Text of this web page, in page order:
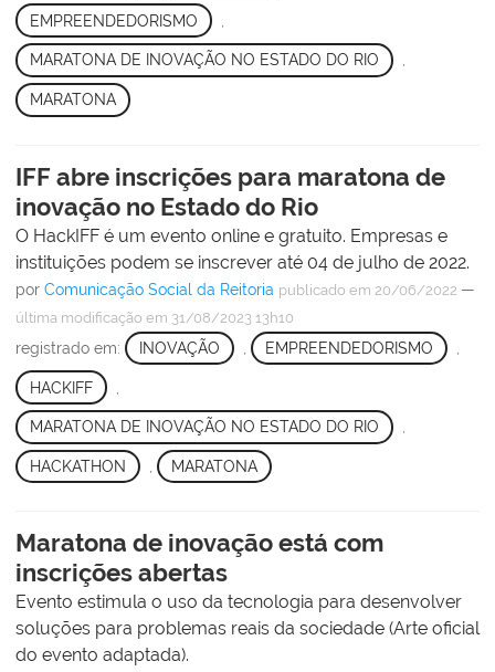
EMPREENDEDORISMO
MARATONA DE INOVAÇÃO NO ESTADO DO RIO ,
MARATONA
IFF abre inscrições para maratona de
inovação no Estado do Rio
O HackIFF é um evento online e gratuito. Empresas e
instituições podem se inscrever até 04 de julho de 2022.
por Comunicação Social da Reitoria publicado em 20/06/2022 —
última modificação em 31/08/2023 13h10
registrado em: INOVAÇÃO EMPREENDEDORISMO
HACKIFF
MARATONA DE INOVAÇÃO NO ESTADO DO RIO ,
HACKATHON MARATONA
Maratona de inovação está com
inscrições abertas
Evento estimula o uso da tecnologia para desenvolver
soluções para problemas reais da sociedade (Arte oficial
do evento adaptada).